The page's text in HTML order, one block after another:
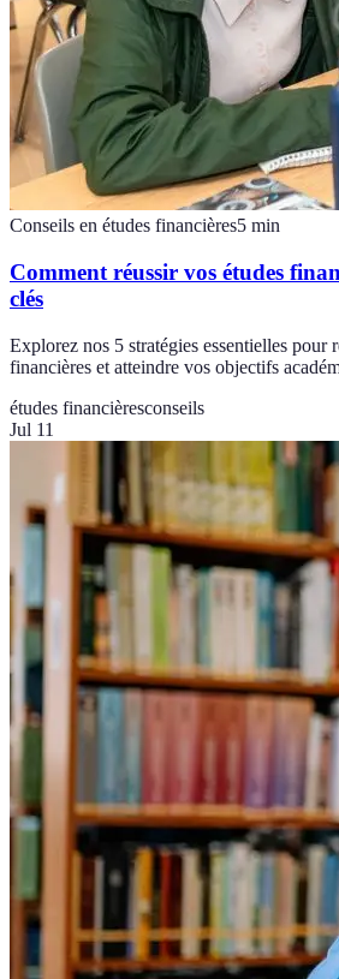
Conseils en études financières5 min
Comment réussir vos études
clés
Explorez nos 5 stratégies essentielles pour
financières et atteindre vos objectifs
études financièresconseils
Jul 11